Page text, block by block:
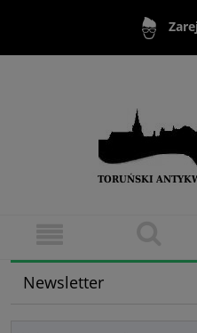
Newsletter